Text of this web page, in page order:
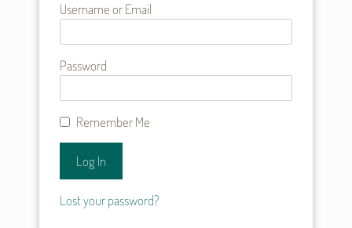
Username or Email
Password
Remember Me
Lost your password?